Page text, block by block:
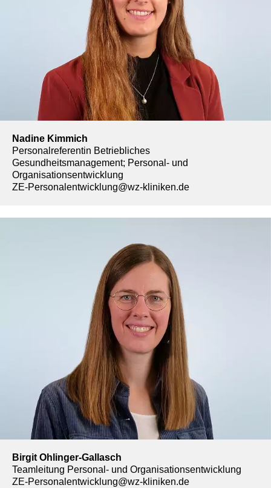
Nadine Kimmich
Personalreferentin Betriebliches
Gesundheitsmanagement; Personal- und
Organisationsentwicklung
ZE-Personalentwicklung@wz-kliniken.de
Birgit Ohlinger-Gallasch
Teamleitung Personal- und Organisationsentwicklung
ZE-Personalentwicklung@wz-kliniken.de